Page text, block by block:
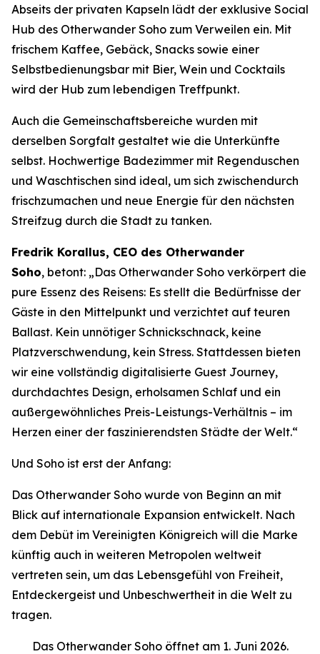
Abseits der privaten Kapseln lädt der exklusive Social
Hub des Otherwander Soho zum Verweilen ein. Mit
frischem Kaffee, Gebäck, Snacks sowie einer
Selbstbedienungsbar mit Bier, Wein und Cocktails
wird der Hub zum lebendigen Treffpunkt.
Auch die Gemeinschaftsbereiche wurden mit
derselben Sorgfalt gestaltet wie die Unterkünfte
selbst. Hochwertige Badezimmer mit Regenduschen
und Waschtischen sind ideal, um sich zwischendurch
frischzumachen und neue Energie für den nächsten
Streifzug durch die Stadt zu tanken.
Fredrik Korallus, CEO des Otherwander
Soho, betont: „Das Otherwander Soho verkörpert die
pure Essenz des Reisens: Es stellt die Bedürfnisse der
Gäste in den Mittelpunkt und verzichtet auf teuren
Ballast. Kein unnötiger Schnickschnack, keine
Platzverschwendung, kein Stress. Stattdessen bieten
wir eine vollständig digitalisierte Guest Journey,
durchdachtes Design, erholsamen Schlaf und ein
außergewöhnliches Preis-Leistungs-Verhältnis – im
Herzen einer der faszinierendsten Städte der Welt.“
Und Soho ist erst der Anfang:
Das Otherwander Soho wurde von Beginn an mit
Blick auf internationale Expansion entwickelt. Nach
dem Debüt im Vereinigten Königreich will die Marke
künftig auch in weiteren Metropolen weltweit
vertreten sein, um das Lebensgefühl von Freiheit,
Entdeckergeist und Unbeschwertheit in die Welt zu
tragen.
Das Otherwander Soho öffnet am 1. Juni 2026.